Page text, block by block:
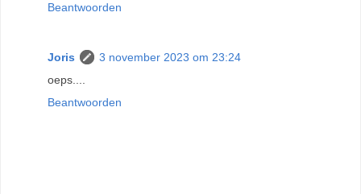
Beantwoorden
Joris
3 november 2023 om 23:24
oeps....
Beantwoorden